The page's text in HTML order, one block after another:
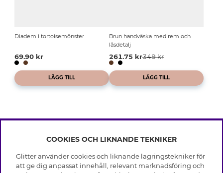
Diadem i tortoisemönster
69.90 kr
LÄGG TILL
Brun handväska med rem och
låsdetalj
261.75 kr349 kr
LÄGG TILL
INFO
Leverans
Villkor
OM GLITTER
COOKIES OCH LIKNANDE TEKNIKER
Glitter använder cookies och liknande lagringstekniker för
att ge dig anpassat innehåll, relevant marknadsföring och